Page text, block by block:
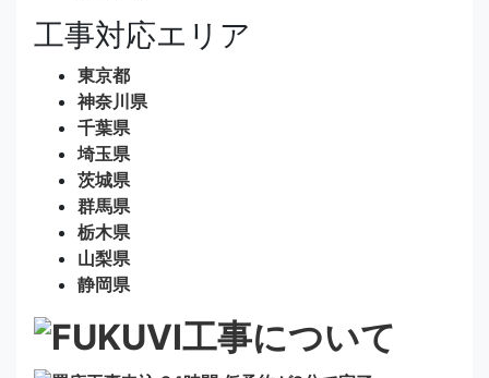
工事対応エリア
東京都
神奈川県
千葉県
埼玉県
茨城県
群馬県
栃木県
山梨県
静岡県